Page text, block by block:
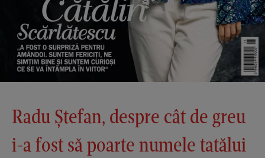
Radu Ștefan, despre cât de greu
i-a fost să poarte numele tatălui